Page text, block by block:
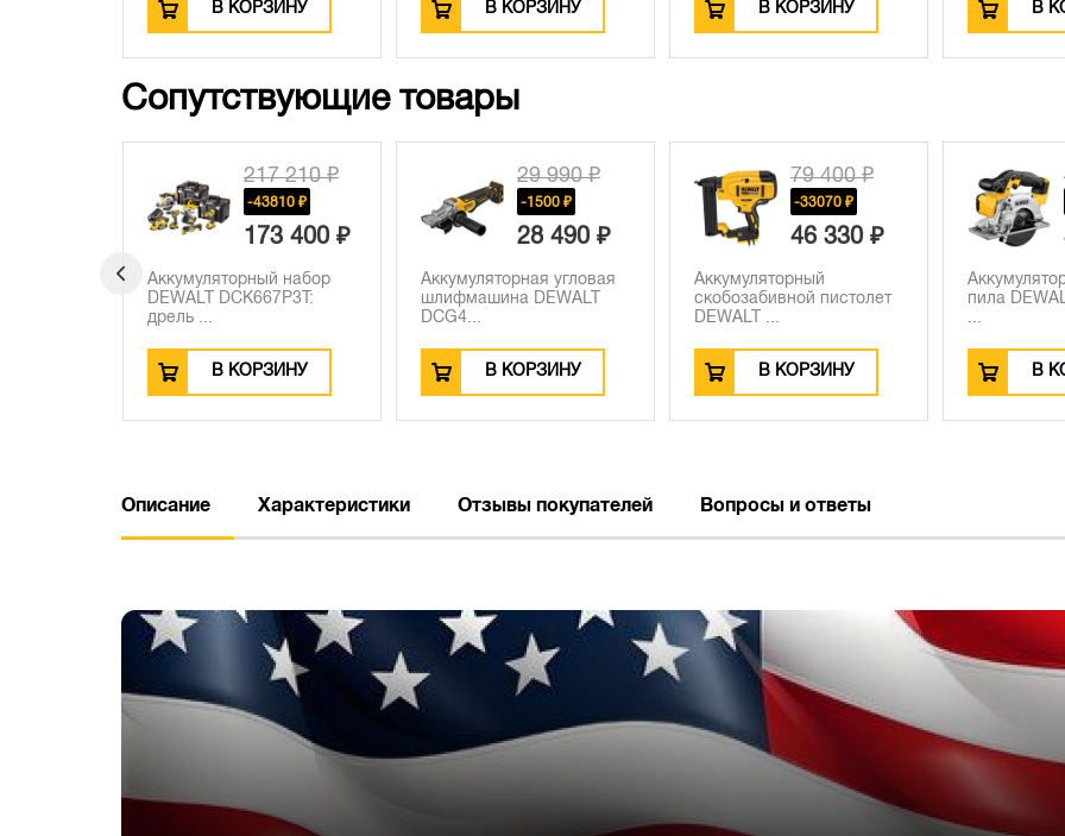
В КОРЗИНУ В КОРЗИНУ В КОРЗИНУ В
Сопутствующие товары
29 990 ₽
-1500 ₽
28 490 ₽
Аккумуляторная угловая
шлифмашина DEWALT
DCG4...
В КОРЗИНУ
79 400 ₽
-33070 ₽
46 330 ₽
Аккумуляторный
скобозабивной пистолет
DEWALT ...
В КОРЗИНУ
45 000 ₽
-14370 ₽
30 630 ₽
Аккумуляторная дисковая
пила DEWALT DCS373B,
...
В КОРЗИНУ
сабельная
DCS367P1...
В
Описание Характеристики Отзывы покупателей Вопросы и ответы